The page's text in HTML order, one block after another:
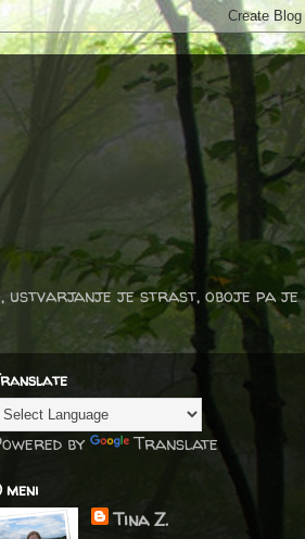
ustvarjanje je strast, oboje pa je
by Translate
meni
Tina Z.